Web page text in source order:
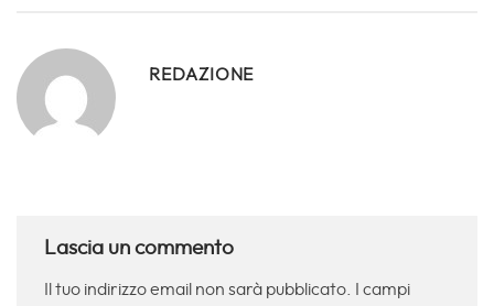
REDAZIONE
Lascia un commento
Il tuo indirizzo email non sarà pubblicato. I campi